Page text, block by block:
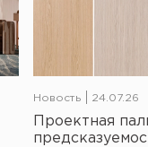
Новость 24.07.26
Проектная